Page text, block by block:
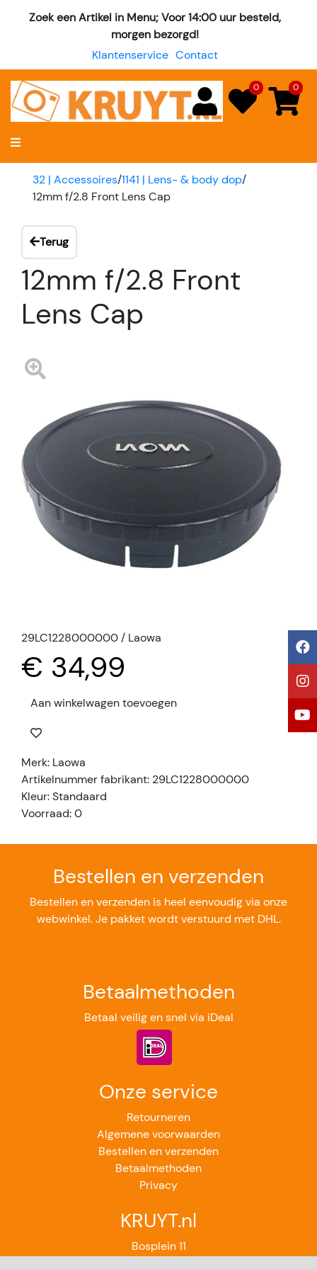
Zoek een Artikel in Menu; Voor 14:00 uur besteld,
morgen bezorgd!
Klantenservice Contact
0 0
32 | Accessoires/1141 | Lens- & body dop/
12mm f/2.8 Front Lens Cap
Terug
12mm f/2.8 Front
Lens Cap
29LC1228000000 / Laowa
€ 34,99
Aan winkelwagen toevoegen
Merk: Laowa
Artikelnummer fabrikant: 29LC1228000000
Kleur: Standaard
Voorraad: 0
Bestellen en verzenden
Bestellen en verzenden is heel eenvoudig via onze
webwinkel. Je pakket wordt verstuurd met DHL.
Betaalmethoden
Betaal veilig en snel via iDeal
Onze service
Retourneren
Algemene voorwaarden
Bestellen en verzenden
Betaalmethoden
Privacy
KRUYT.nl
Bosplein 11